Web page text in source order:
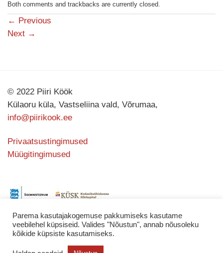
Both comments and trackbacks are currently closed.
← Previous
Next →
© 2022 Piiri Köök
Külaoru küla, Vastseliina vald, Võrumaa,
info@piirikook.ee
Privaatsustingimused
Müügitingimused
Kodulehe valmistasKATING
Parema kasutajakogemuse pakkumiseks kasutame
veebilehel küpsiseid. Valides "Nõustun", annab nõusoleku
kõikide küpsiste kasutamiseks.